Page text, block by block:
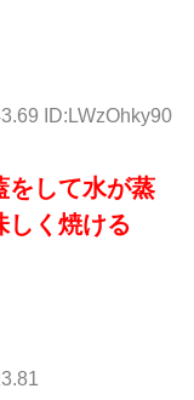
ID:LWzOhky90
をして水が蒸
しく焼ける